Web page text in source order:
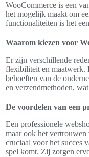
WooCommerce is een
het mogelijk maakt om
functionaliteiten is het
Waarom kiezen voor
Er zijn verschillende
flexibiliteit en maatwerk.
behoeften van de
en verzendmethoden,
De voordelen van een
Een professionele
maar ook het
cruciaal voor het succes
spel komt. Zij zorgen